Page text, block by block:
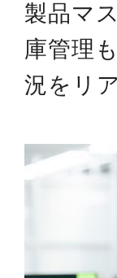
製品マ
庫管理
況をリ